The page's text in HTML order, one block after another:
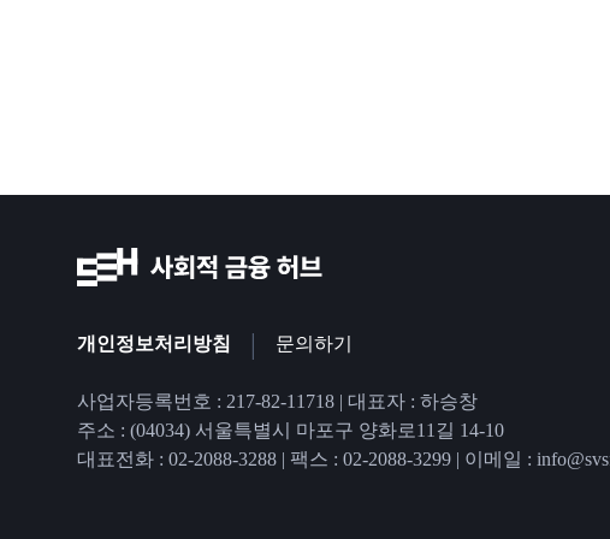
개인정보처리방침 | 문의하기
사업자등록번호 : 217-82-11718 | 대표자 : 하승창
주소 : (04034) 서울특별시 마포구 양화로11길 14-10
대표전화 : 02-2088-3288 | 팩스 : 02-2088-3299 | 이메일 :